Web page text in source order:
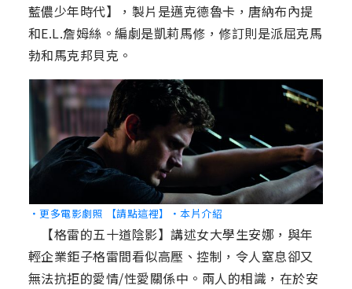
藍儂少年時代】，製片是邁克德魯卡，唐納布內提
和E.L.詹姆絲。編劇是凱莉馬修，修訂則是派屈克馬
勃和馬克邦貝克。
‧更多電影劇照 【請點這裡】 ‧本片介紹
【格雷的五十道陰影】講述女大學生安娜，與年
輕企業鉅子格雷間看似高壓、控制，令人窒息卻又
無法抗拒的愛情/性愛關係中。兩人的相識，在於安